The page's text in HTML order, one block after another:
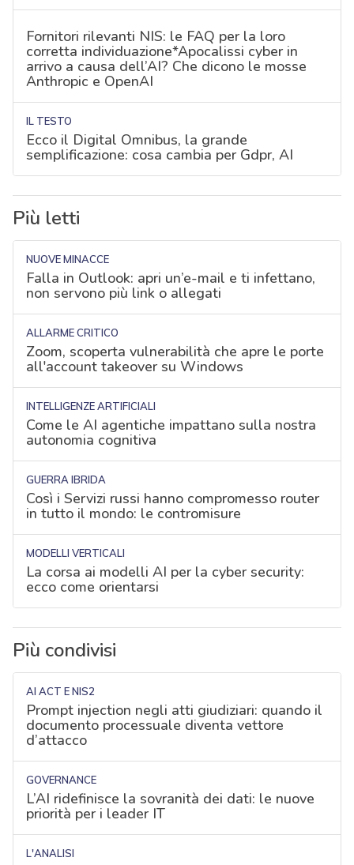
Fornitori rilevanti NIS: le FAQ per la loro
corretta individuazione*Apocalissi cyber in
arrivo a causa dell’AI? Che dicono le mosse
Anthropic e OpenAI
IL TESTO
Ecco il Digital Omnibus, la grande
semplificazione: cosa cambia per Gdpr, AI
Più letti
NUOVE MINACCE
Falla in Outlook: apri un’e-mail e ti infettano,
non servono più link o allegati
ALLARME CRITICO
Zoom, scoperta vulnerabilità che apre le porte
all'account takeover su Windows
INTELLIGENZE ARTIFICIALI
Come le AI agentiche impattano sulla nostra
autonomia cognitiva
GUERRA IBRIDA
Così i Servizi russi hanno compromesso router
in tutto il mondo: le contromisure
MODELLI VERTICALI
La corsa ai modelli AI per la cyber security:
ecco come orientarsi
Più condivisi
AI ACT E NIS2
Prompt injection negli atti giudiziari: quando il
documento processuale diventa vettore
d’attacco
GOVERNANCE
L’AI ridefinisce la sovranità dei dati: le nuove
priorità per i leader IT
L'ANALISI